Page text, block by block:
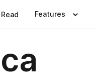
Read Features